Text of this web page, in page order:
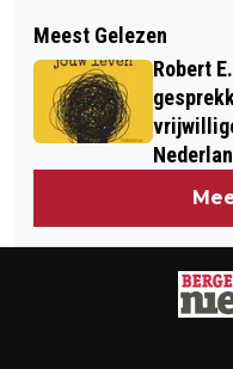
VOLOP STRIJD
BRABANTSE
WOENSDRECHT
DUURZAME
HEEFT NU
KIEMKADE
Meest Gelezen
Robert